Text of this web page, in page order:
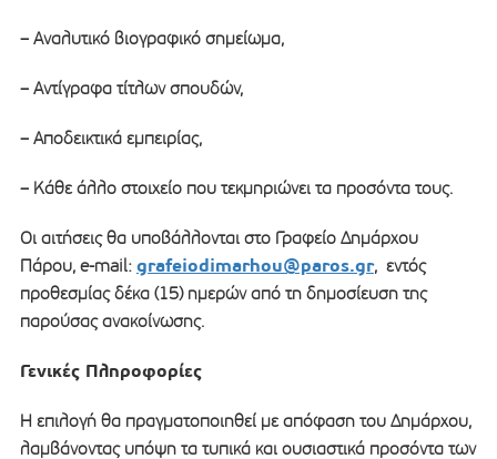
– Αναλυτικό βιογραφικό σημείωμα,
– Αντίγραφα τίτλων σπουδών,
– Αποδεικτικά εμπειρίας,
– Κάθε άλλο στοιχείο που τεκμηριώνει τα προσόντα τους.
Οι αιτήσεις θα υποβάλλονται στο Γραφείο Δημάρχου
Πάρου, e-mail: grafeiodimarhou@paros.gr, εντός
προθεσμίας δέκα (15) ημερών από τη δημοσίευση της
παρούσας ανακοίνωσης.
Γενικές Πληροφορίες
Η επιλογή θα πραγματοποιηθεί με απόφαση του Δημάρχου,
λαμβάνοντας υπόψη τα τυπικά και ουσιαστικά προσόντα των